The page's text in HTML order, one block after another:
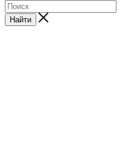
Найти